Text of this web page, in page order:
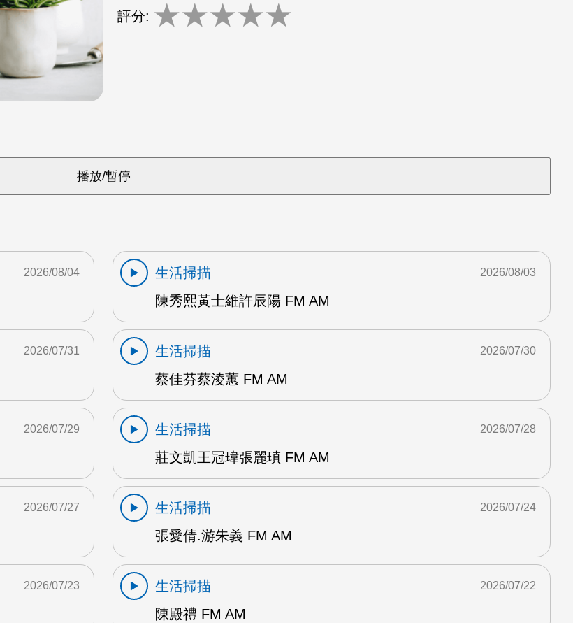
評分: ★★★★★
2026/08/04
生活掃描
陳秀熙黃士維許辰陽 FM AM
2026/08/03
2026/07/31
生活掃描
蔡佳芬蔡淩蕙 FM AM
2026/07/30
2026/07/29
生活掃描
莊文凱王冠瑋張麗瑱 FM AM
2026/07/28
2026/07/27
生活掃描
張愛倩.游朱義 FM AM
2026/07/24
2026/07/23
生活掃描
陳殿禮 FM AM
2026/07/22